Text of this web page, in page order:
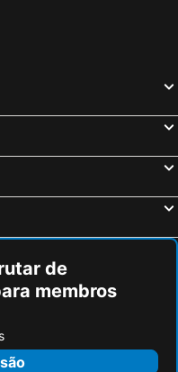
de
membros